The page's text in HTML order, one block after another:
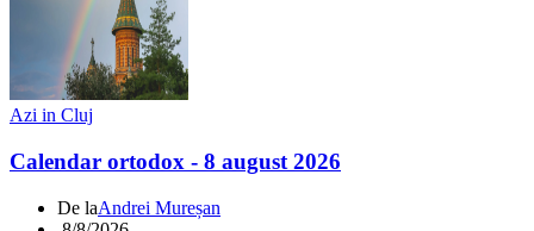
Azi in Cluj
Calendar ortodox - 8 august 2026
De laAndrei Mureșan